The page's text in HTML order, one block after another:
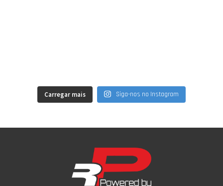
Carregar mais Siga-nos no Instagram